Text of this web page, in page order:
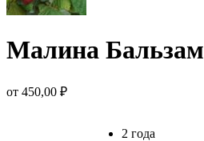
Малина Бальзам
от 450,00 ₽
2 года